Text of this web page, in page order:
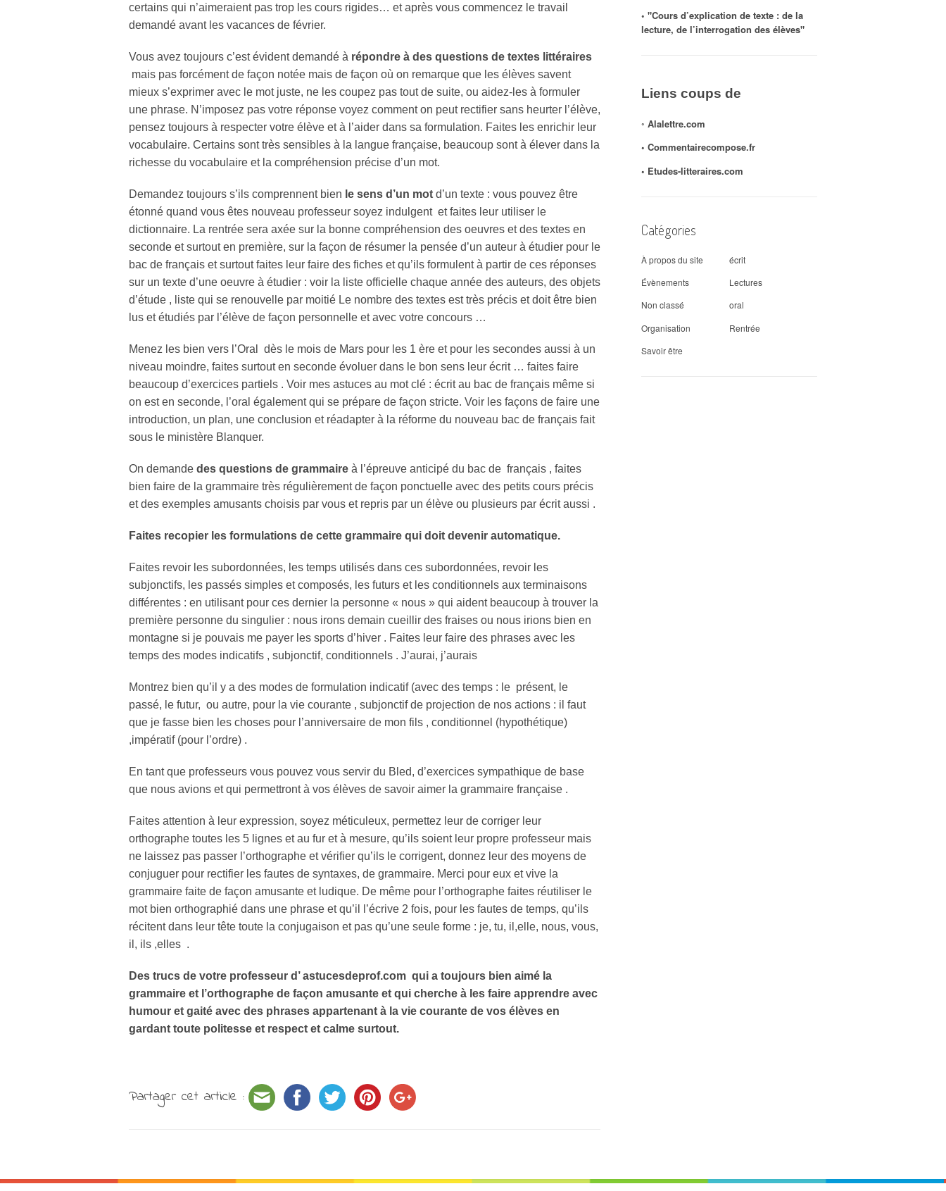
certains qui n’aimeraient pas trop les cours rigides… et après vous commencez le travail
demandé avant les vacances de février.
Vous avez toujours c’est évident demandé à répondre à des questions de textes littéraires
mais pas forcément de façon notée mais de façon où on remarque que les élèves savent
mieux s’exprimer avec le mot juste, ne les coupez pas tout de suite, ou aidez-les à formuler
une phrase. N’imposez pas votre réponse voyez comment on peut rectifier sans heurter l’élève,
pensez toujours à respecter votre élève et à l’aider dans sa formulation. Faites les enrichir leur
vocabulaire. Certains sont très sensibles à la langue française, beaucoup sont à élever dans la
richesse du vocabulaire et la compréhension précise d’un mot.
Demandez toujours s’ils comprennent bien le sens d’un mot d’un texte : vous pouvez être
étonné quand vous êtes nouveau professeur soyez indulgent et faites leur utiliser le
dictionnaire. La rentrée sera axée sur la bonne compréhension des oeuvres et des textes en
seconde et surtout en première, sur la façon de résumer la pensée d’un auteur à étudier pour le
bac de français et surtout faites leur faire des fiches et qu’ils formulent à partir de ces réponses
sur un texte d’une oeuvre à étudier : voir la liste officielle chaque année des auteurs, des objets
d’étude , liste qui se renouvelle par moitié Le nombre des textes est très précis et doit être bien
lus et étudiés par l’élève de façon personnelle et avec votre concours …
Menez les bien vers l’Oral dès le mois de Mars pour les 1 ère et pour les secondes aussi à un
niveau moindre, faites surtout en seconde évoluer dans le bon sens leur écrit … faites faire
beaucoup d’exercices partiels . Voir mes astuces au mot clé : écrit au bac de français même si
on est en seconde, l’oral également qui se prépare de façon stricte. Voir les façons de faire une
introduction, un plan, une conclusion et réadapter à la réforme du nouveau bac de français fait
sous le ministère Blanquer.
On demande des questions de grammaire à l’épreuve anticipé du bac de français , faites
bien faire de la grammaire très régulièrement de façon ponctuelle avec des petits cours précis
et des exemples amusants choisis par vous et repris par un élève ou plusieurs par écrit aussi .
Faites recopier les formulations de cette grammaire qui doit devenir automatique.
Faites revoir les subordonnées, les temps utilisés dans ces subordonnées, revoir les
subjonctifs, les passés simples et composés, les futurs et les conditionnels aux terminaisons
différentes : en utilisant pour ces dernier la personne « nous » qui aident beaucoup à trouver la
première personne du singulier : nous irons demain cueillir des fraises ou nous irions bien en
montagne si je pouvais me payer les sports d’hiver . Faites leur faire des phrases avec les
temps des modes indicatifs , subjonctif, conditionnels . J’aurai, j’aurais
Montrez bien qu’il y a des modes de formulation indicatif (avec des temps : le présent, le
passé, le futur, ou autre, pour la vie courante , subjonctif de projection de nos actions : il faut
que je fasse bien les choses pour l’anniversaire de mon fils , conditionnel (hypothétique)
,impératif (pour l’ordre) .
En tant que professeurs vous pouvez vous servir du Bled, d’exercices sympathique de base
que nous avions et qui permettront à vos élèves de savoir aimer la grammaire française .
Faites attention à leur expression, soyez méticuleux, permettez leur de corriger leur
orthographe toutes les 5 lignes et au fur et à mesure, qu’ils soient leur propre professeur mais
ne laissez pas passer l’orthographe et vérifier qu’ils le corrigent, donnez leur des moyens de
conjuguer pour rectifier les fautes de syntaxes, de grammaire. Merci pour eux et vive la
grammaire faite de façon amusante et ludique. De même pour l’orthographe faites réutiliser le
mot bien orthographié dans une phrase et qu’il l’écrive 2 fois, pour les fautes de temps, qu’ils
récitent dans leur tête toute la conjugaison et pas qu’une seule forme : je, tu, il,elle, nous, vous,
il, ils ,elles .
Des trucs de votre professeur d’ astucesdeprof.com qui a toujours bien aimé la
grammaire et l’orthographe de façon amusante et qui cherche à les faire apprendre avec
humour et gaité avec des phrases appartenant à la vie courante de vos élèves en
gardant toute politesse et respect et calme surtout.
Partager cet article :
◦ "Cours d’explication de texte : de la
lecture, de l’interrogation des élèves"
Liens coups de
◦ Alalettre.com
◦ Commentairecompose.fr
◦ Etudes-litteraires.com
Catégories
À propos du site
écrit
Évènements
Lectures
Non classé
oral
Organisation
Rentrée
Savoir être